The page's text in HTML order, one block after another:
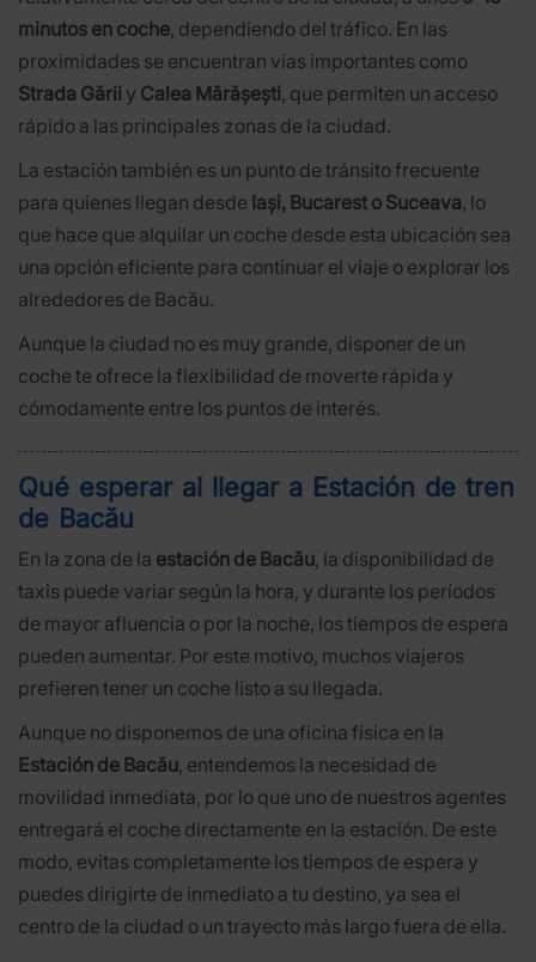
minutos en coche, dependiendo del tráfico. En las
proximidades se encuentran vías importantes como
Strada Gării y Calea Mărășești, que permiten un acceso
rápido a las principales zonas de la ciudad.
La estación también es un punto de tránsito frecuente
para quienes llegan desde Iași, Bucarest o Suceava, lo
que hace que alquilar un coche desde esta ubicación sea
una opción eficiente para continuar el viaje o explorar los
alrededores de Bacău.
Aunque la ciudad no es muy grande, disponer de un
coche te ofrece la flexibilidad de moverte rápida y
cómodamente entre los puntos de interés.
Qué esperar al llegar a Estación de tren
de Bacău
En la zona de la estación de Bacău, la disponibilidad de
taxis puede variar según la hora, y durante los períodos
de mayor afluencia o por la noche, los tiempos de espera
pueden aumentar. Por este motivo, muchos viajeros
prefieren tener un coche listo a su llegada.
Aunque no disponemos de una oficina física en la
Estación de Bacău, entendemos la necesidad de
movilidad inmediata, por lo que uno de nuestros agentes
entregará el coche directamente en la estación. De este
modo, evitas completamente los tiempos de espera y
puedes dirigirte de inmediato a tu destino, ya sea el
centro de la ciudad o un trayecto más largo fuera de ella.